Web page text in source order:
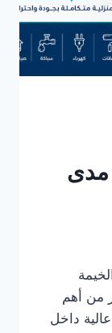
مدى
من أهم
داخل